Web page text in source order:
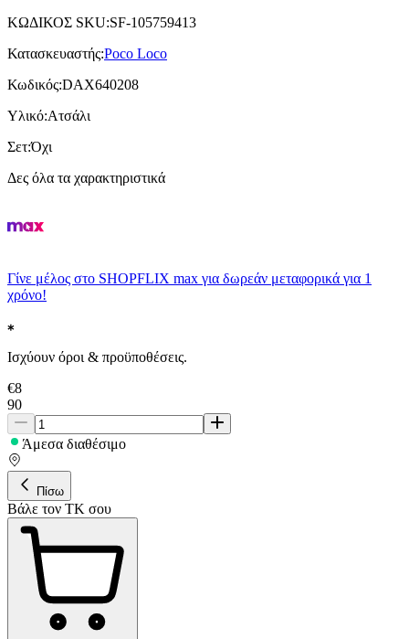
ΚΩΔΙΚΟΣ SKU:SF-105759413
Κατασκευαστής:Poco Loco
Κωδικός:DAX640208
Υλικό:Ατσάλι
Σετ:Όχι
Δες όλα τα χαρακτηριστικά
Γίνε μέλος στο SHOPFLIX max για δωρεάν μεταφορικά για 1
χρόνο!
Ισχύουν όροι & προϋποθέσεις.
€8
90
Άμεσα διαθέσιμο
Πίσω
Βάλε τον ΤΚ σου